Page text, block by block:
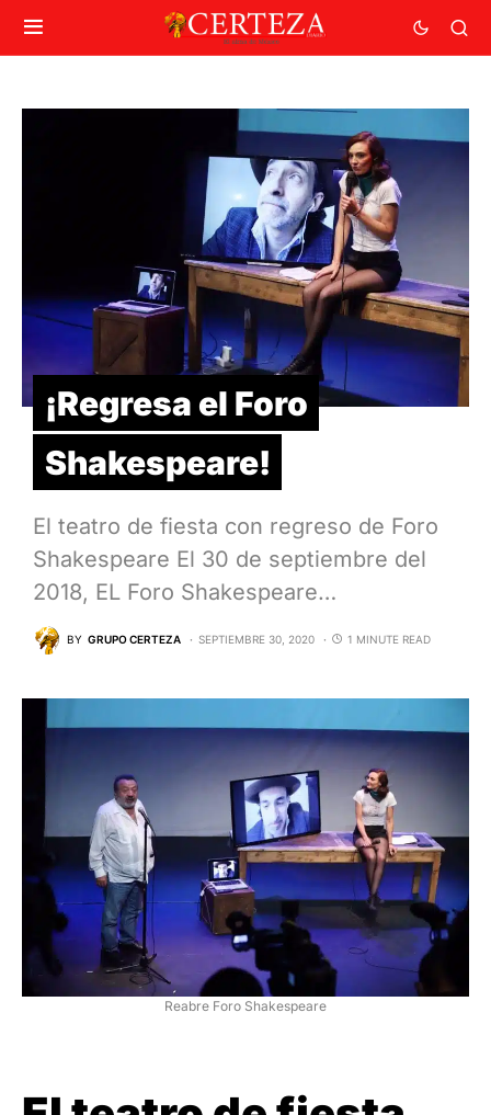
¡Regresa el Foro
Shakespeare!
El teatro de fiesta con regreso de Foro
Shakespeare El 30 de septiembre del
2018, EL Foro Shakespeare…
BY GRUPO CERTEZA SEPTIEMBRE 30, 2020 1 MINUTE READ
Reabre Foro Shakespeare